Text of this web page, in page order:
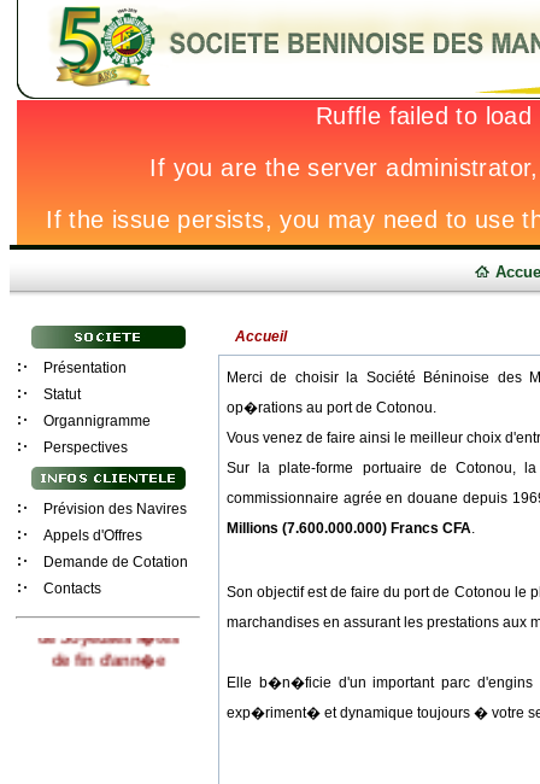
Présentation
Statut
Organnigramme
Perspectives
Prévision des Navires
Appels d'Offres
Demande de Cotation
ContactsLa SO.BE.MA.P
de Joyeuses f�tes
de fin d'ann�e
Accueil
Merci de choisir la Société Béninoise des
op�rations au port de Cotonou.
Vous venez de faire ainsi le meilleur choix
Sur la plate-forme portuaire de Cotonou,
commissionnaire agrée en douane depuis
Millions (7.600.000.000) Francs CFA.
Son objectif est de faire du port de Cotonou le
marchandises en assurant les prestations
Elle b�n�ficie d'un important parc
exp�riment� et dynamique toujours � votre